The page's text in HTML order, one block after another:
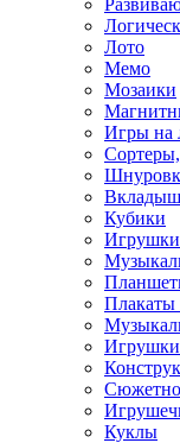
Лото
Мемо
Мозаики
Игры на
Кубики
Игрушки
Плакаты
Игрушки
Куклы